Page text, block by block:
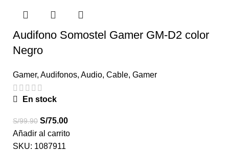
Audifono Somostel Gamer GM-D2 color
Negro
Gamer, Audifonos, Audio, Cable, Gamer
En stock
S/99.90 S/75.00
Añadir al carrito
SKU: 1087911